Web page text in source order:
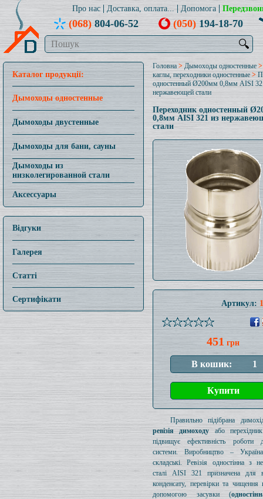
Про нас Доставка, оплата... Допомога
(068)804-06-52 (050)194-18-70
🔍
Каталог продукції:
Дымоходы одностенные
Дымоходы двустенные
Дымоходы для бани, сауны
Дымоходы из
низколегированной стали
Аксессуары
Відгуки
Галерея
Статті
Сертифікати
Головна > Дымоходы одностенные
каглы, переходники одностенные>
одностенный Ø200мм 0,8мм AISI
нержавеющей стали
Переходник одностенный
0,8мм AISI 321 из
стали
Артикул:
451 грн
Правильно підібрана
ревізія димоходу або
підвищує ефективність роботи
системи. Виробництво –
складські. Ревізія одностінна з
сталі AISI 321 призначена для
конденсату, перевірки та чищення
допомогою засувки (